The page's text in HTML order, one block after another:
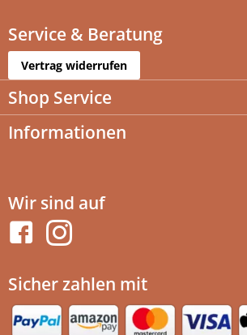
Service & Beratung
Vertrag widerrufen
Shop Service
Informationen
Wir sind auf
Sicher zahlen mit